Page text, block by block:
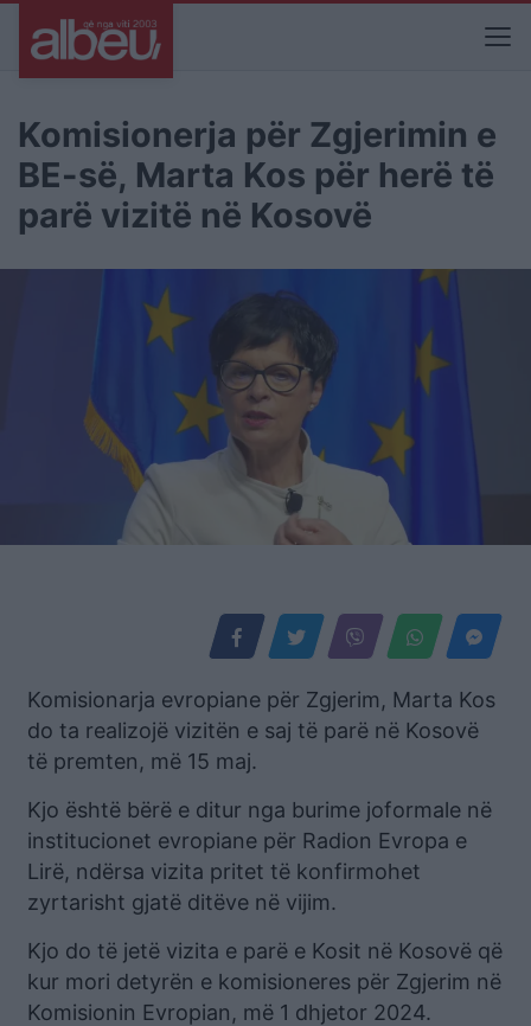
Komisionerja për Zgjerimin e
BE-së, Marta Kos për herë të
parë vizitë në Kosovë
Komisionarja evropiane për Zgjerim, Marta Kos
do ta realizojë vizitën e saj të parë në Kosovë
të premten, më 15 maj.
Kjo është bërë e ditur nga burime joformale në
institucionet evropiane për Radion Evropa e
Lirë, ndërsa vizita pritet të konfirmohet
zyrtarisht gjatë ditëve në vijim.
Kjo do të jetë vizita e parë e Kosit në Kosovë që
kur mori detyrën e komisioneres për Zgjerim në
Komisionin Evropian, më 1 dhjetor 2024.